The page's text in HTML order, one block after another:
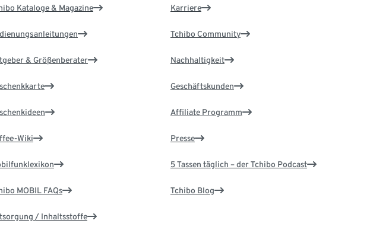
Kataloge & Magazine
& Größenberater
Wiki
MOBIL FAQs
/ Inhaltsstoffe
Karriere
Tchibo Community
Nachhaltigkeit
Geschäftskunden
Affiliate Programm
Presse
5 Tassen täglich – der Tchibo Podcast
Tchibo Blog